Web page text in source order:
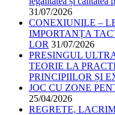
31/07/2026
CONEXIUNILE –
IMPORTANȚA
LOR 31/07/2026
PRESINGUL
TEORIE LA
PRINCIPIILOR ȘI
JOC CU ZONE
25/04/2026
REGRETE,